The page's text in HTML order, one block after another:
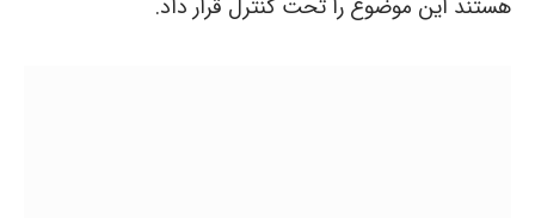
هستند این موضوع را تحت کنترل قرار داد.